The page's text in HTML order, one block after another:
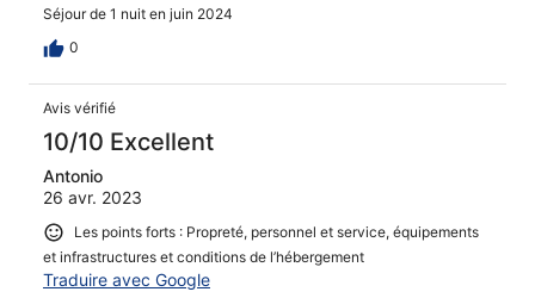
Séjour de 1 nuit en juin 2024
0
Avis vérifié
10/10 Excellent
Antonio
26 avr. 2023
Les points forts : Propreté, personnel et service, équipements
et infrastructures et conditions de l’hébergement
Traduire avec Google